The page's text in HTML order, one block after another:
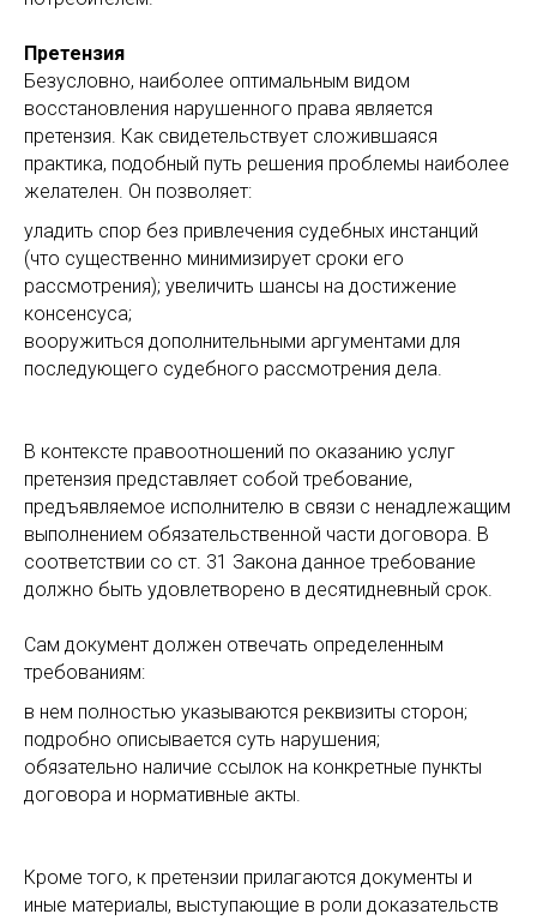
Претензия
Безусловно, наиболее оптимальным видом
восстановления нарушенного права является
претензия. Как свидетельствует сложившаяся
практика, подобный путь решения проблемы наиболее
желателен. Он позволяет:
уладить спор без привлечения судебных инстанций
(что существенно минимизирует сроки его
рассмотрения); увеличить шансы на достижение
консенсуса;
вооружиться дополнительными аргументами для
последующего судебного рассмотрения дела.
В контексте правоотношений по оказанию услуг
претензия представляет собой требование,
предъявляемое исполнителю в связи с ненадлежащим
выполнением обязательственной части договора. В
соответствии со ст. 31 Закона данное требование
должно быть удовлетворено в десятидневный срок.
Сам документ должен отвечать определенным
требованиям:
в нем полностью указываются реквизиты сторон;
подробно описывается суть нарушения;
обязательно наличие ссылок на конкретные пункты
договора и нормативные акты.
Кроме того, к претензии прилагаются документы и
иные материалы, выступающие в роли доказательств